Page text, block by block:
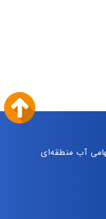
آب منطقه‌ای